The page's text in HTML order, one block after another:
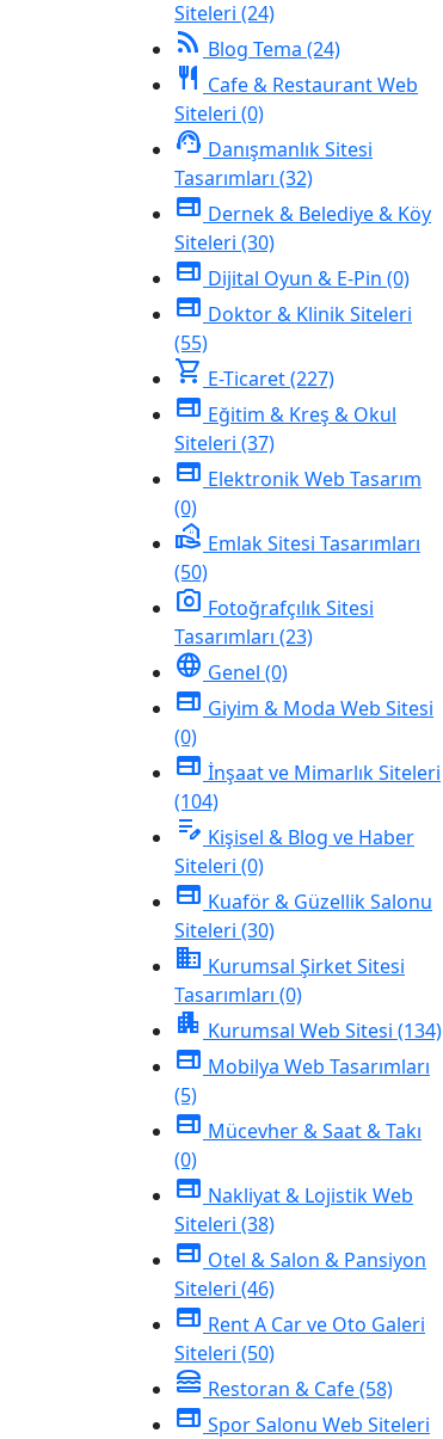
Siteleri (24)
rss_feed Blog Tema (24)
restaurant Cafe & Restaurant Web
Siteleri (0)
support_agent Danışmanlık Sitesi
Tasarımları (32)
web Dernek & Belediye & Köy
Siteleri (30)
web Dijital Oyun & E-Pin (0)
web Doktor & Klinik Siteleri
(55)
shopping_cart E-Ticaret(227)
web Eğitim & Kreş & Okul
Siteleri (37)
web Elektronik Web Tasarım
(0)
real_estate_agent Emlak Sitesi Tasarımları
(50)
photo_camera Fotoğrafçılık Sitesi
Tasarımları (23)
language Genel (0)
web Giyim & Moda Web Sitesi
(0)
web İnşaat ve Mimarlık Siteleri
(104)
edit_note Kişisel & Blog ve Haber
Siteleri (0)
web Kuaför & Güzellik Salonu
Siteleri (30)
domain Kurumsal Şirket Sitesi
Tasarımları (0)
apartment Kurumsal Web Sitesi (134)
web Mobilya Web Tasarımları
(5)
web Mücevher & Saat & Takı
(0)
web Nakliyat & Lojistik Web
Siteleri (38)
web Otel & Salon & Pansiyon
Siteleri (46)
web Rent A Car ve Oto Galeri
Siteleri (50)
lunch_dining Restoran & Cafe(58)
web Spor Salonu Web Siteleri